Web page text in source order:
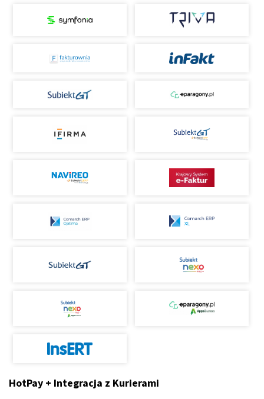
HotPay + Integracja z Kurierami